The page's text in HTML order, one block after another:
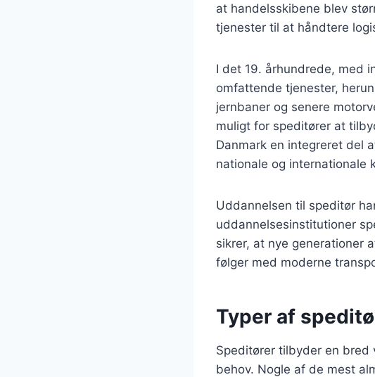
at handelsskibene blev
tjenester til at håndtere
I det 19. århundrede, med
omfattende tjenester,
jernbaner og senere
muligt for speditører at
Danmark en integreret del
nationale og internationale
Uddannelsen til speditør
uddannelsesinstitutioner
sikrer, at nye generationer
følger med moderne
Typer af
Speditører tilbyder en bred
behov. Nogle af de mest